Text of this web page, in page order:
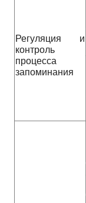
Регуляция и
контроль
процесса
запоминания